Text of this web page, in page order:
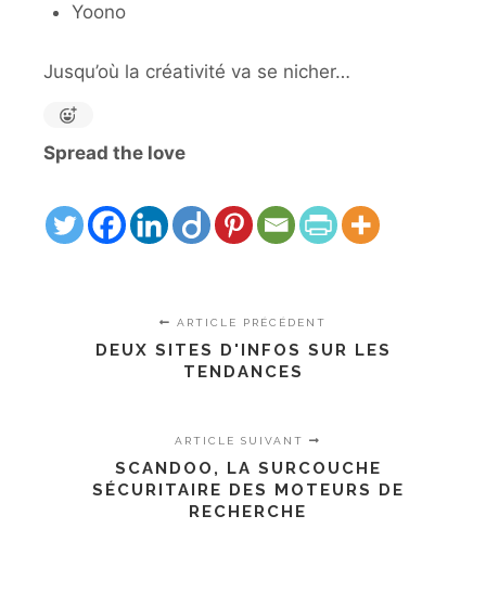
Yoono
Jusqu’où la créativité va se nicher…
Spread the love
ARTICLE PRÉCÉDENT
DEUX SITES D'INFOS SUR LES
TENDANCES
ARTICLE SUIVANT
SCANDOO, LA SURCOUCHE
SÉCURITAIRE DES MOTEURS DE
RECHERCHE